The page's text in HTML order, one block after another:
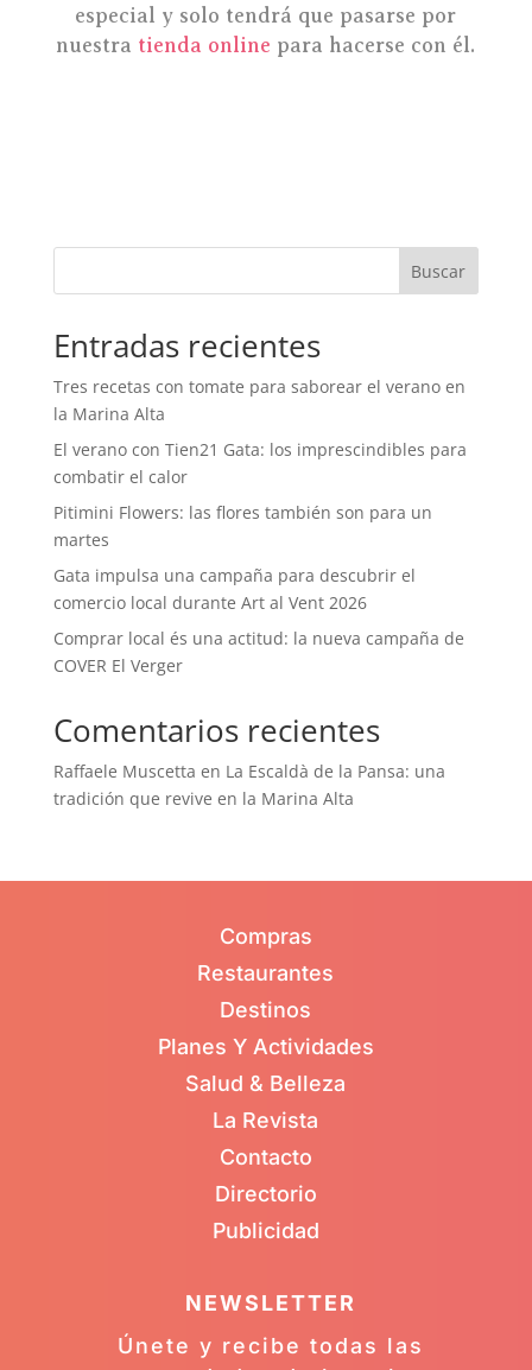
especial y solo tendrá que pasarse por
nuestra tienda online para hacerse con él.
Buscar
Entradas recientes
Tres recetas con tomate para saborear el verano en
la Marina Alta
El verano con Tien21 Gata: los imprescindibles para
combatir el calor
Pitimini Flowers: las flores también son para un
martes
Gata impulsa una campaña para descubrir el
comercio local durante Art al Vent 2026
Comprar local és una actitud: la nueva campaña de
COVER El Verger
Comentarios recientes
Raffaele Muscetta en La Escaldà de la Pansa: una
tradición que revive en la Marina Alta
Compras
Restaurantes
Destinos
Planes Y Actividades
Salud & Belleza
La Revista
Contacto
Directorio
Publicidad
NEWSLETTER
Únete y recibe todas las